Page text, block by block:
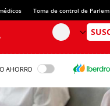
Toma de control de Parlem
AHORRO